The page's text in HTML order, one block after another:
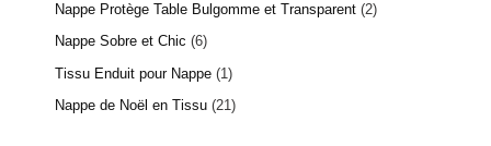
Nappe Protège Table Bulgomme et Transparent 2
Nappe Sobre et Chic 6
Tissu Enduit pour Nappe 1
Nappe de Noël en Tissu 21